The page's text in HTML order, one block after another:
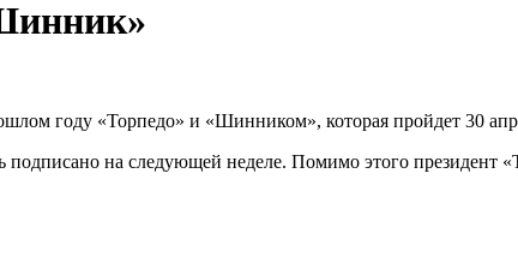
году «Торпедо» и «Шинником», которая пройдет 30
на следующей неделе. Помимо этого президент